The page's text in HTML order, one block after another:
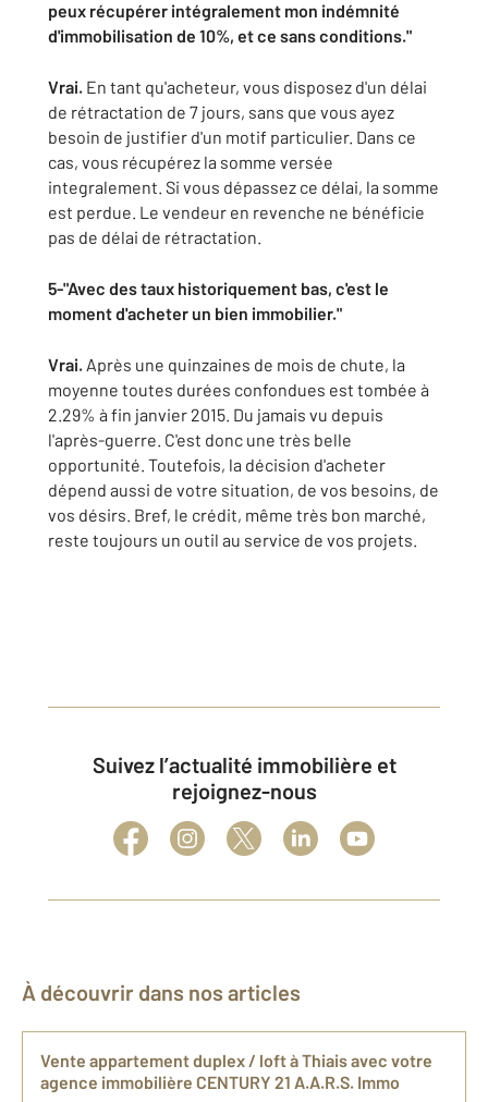
peux récupérer intégralement mon indémnité
d'immobilisation de 10%, et ce sans conditions."
Vrai. En tant qu'acheteur, vous disposez d'un délai
de rétractation de 7 jours, sans que vous ayez
besoin de justifier d'un motif particulier. Dans ce
cas, vous récupérez la somme versée
integralement. Si vous dépassez ce délai, la somme
est perdue. Le vendeur en revenche ne bénéficie
pas de délai de rétractation.
5-"Avec des taux historiquement bas, c'est le
moment d'acheter un bien immobilier."
Vrai. Après une quinzaines de mois de chute, la
moyenne toutes durées confondues est tombée à
2.29% à fin janvier 2015. Du jamais vu depuis
l'après-guerre. C'est donc une très belle
opportunité. Toutefois, la décision d'acheter
dépend aussi de votre situation, de vos besoins, de
vos désirs. Bref, le crédit, même très bon marché,
reste toujours un outil au service de vos projets.
Suivez l’actualité immobilière et
rejoignez-nous
À découvrir dans nos articles
Vente appartement duplex / loft à Thiais avec votre
agence immobilière CENTURY 21 A.A.R.S. Immo